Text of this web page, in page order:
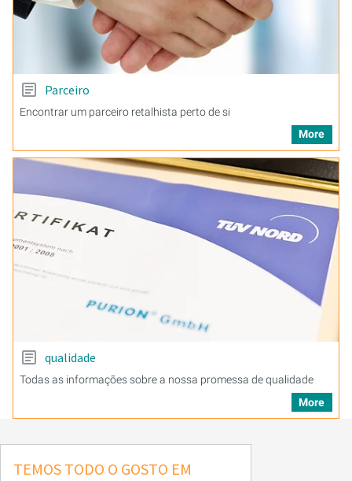
Parceiro
Encontrar um parceiro retalhista perto de si
More
qualidade
Todas as informações sobre a nossa promessa de qualidade
More
TEMOS TODO O GOSTO EM